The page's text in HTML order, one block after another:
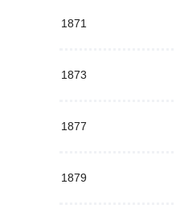
1871
1873
1877
1879